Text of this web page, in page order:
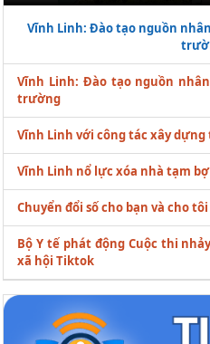
Vĩnh Linh: Đào tạo nguồn
Vĩnh Linh: Đào tạo nguồn
trường
Vĩnh Linh với công tác xây
Vĩnh Linh nổ lực xóa nhà tạm
Chuyển đổi số cho bạn và cho tôi
Bộ Y tế phát động Cuộc thi
xã hội Tiktok